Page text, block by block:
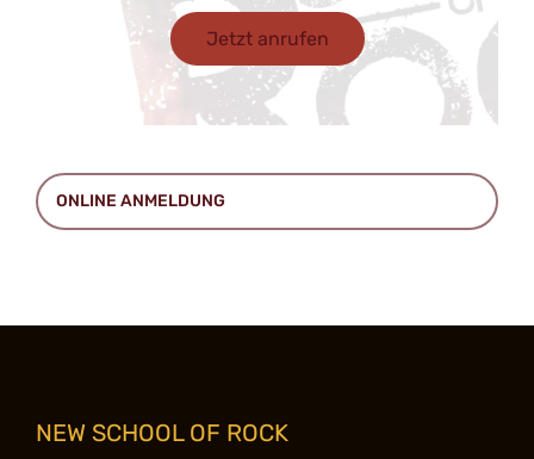
Jetzt anrufen
ONLINE ANMELDUNG
NEW SCHOOL OF ROCK